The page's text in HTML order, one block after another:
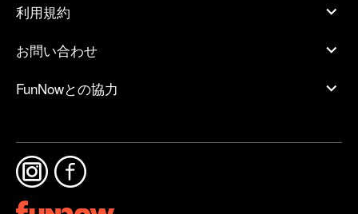
利用規約
お問い合わせ
FunNowとの協力